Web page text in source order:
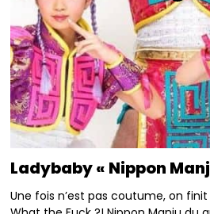
Ladybaby « Nippon
Une fois n’est pas coutume, on